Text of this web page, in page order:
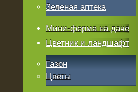
Зеленая аптека
Мини-ферма на даче
Цветник и ландшафт
Газон
Цветы